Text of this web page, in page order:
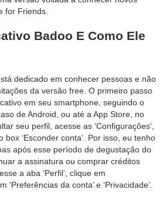
for Friends.
Badoo E Como Ele
dedicado em conhecer pessoas e não
da versão free. O primeiro passo
em seu smartphone, seguindo o
de Android, ou até a App Store, no
seu perfil, acesse as ‘Configurações’,
box ‘Esconder conta’. Por isso, eu tenho
após esse período de degustação do
a assinatura ou comprar créditos
a aba ‘Perfil’, clique em
‘Preferências da conta’ e ‘Privacidade’.